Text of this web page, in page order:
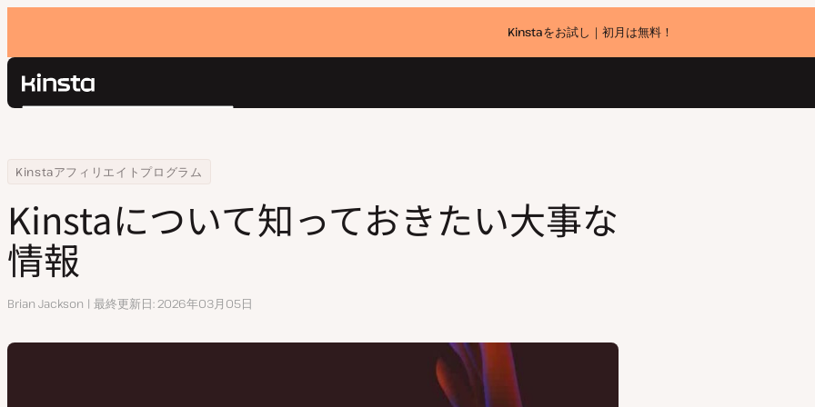
Kinstaをお試し｜初月は無料！
Kinsta®
価格設定
お問い合わせ
検
Home
リソースセンター
Kinstaアフィリエイトプログラム
Kinstaについて知っておきたい大事な情報
Kinstaについて知っておきたい大事な
情報
執
Brian Jackson 最終更新日 2026年03月05日